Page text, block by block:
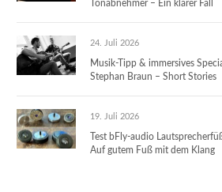
Tonabnehmer – Ein klarer Fall
24. Juli 2026
Musik-Tipp & immersives
Stephan Braun – Short Stories
19. Juli 2026
Test bFly-audio
Auf gutem Fuß mit dem Klang